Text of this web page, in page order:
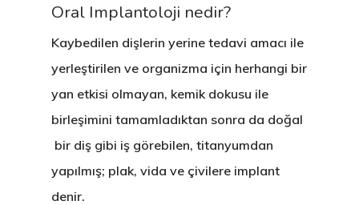
Oral Implantoloji nedir?
Kaybedilen dişlerin yerine tedavi amacı ile
yerleştirilen ve organizma için herhangi bir
yan etkisi olmayan, kemik dokusu ile
birleşimini tamamladıktan sonra da doğal
bir diş gibi iş görebilen, titanyumdan
yapılmış; plak, vida ve çivilere implant
denir.